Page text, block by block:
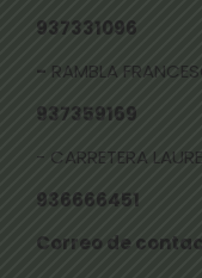
937331096
- RAMBLA
937359169
- CARRETERA
936666451
Correo de